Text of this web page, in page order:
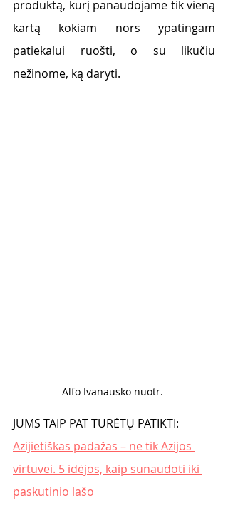
produktą, kurį panaudojame tik vieną
kartą kokiam nors ypatingam
patiekalui ruošti, o su likučiu
nežinome, ką daryti.
Alfo Ivanausko nuotr.
JUMS TAIP PAT TURĖTŲ PATIKTI:
Azijietiškas padažas – ne tik Azijos
virtuvei. 5 idėjos, kaip sunaudoti iki
paskutinio lašo